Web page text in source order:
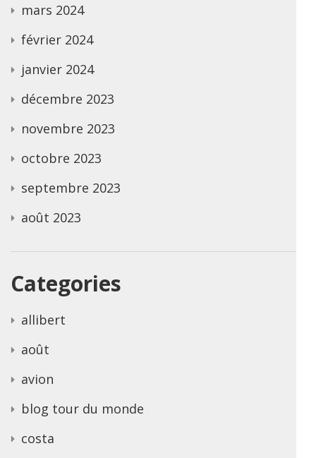
mars 2024
février 2024
janvier 2024
décembre 2023
novembre 2023
octobre 2023
septembre 2023
août 2023
Categories
allibert
août
avion
blog tour du monde
costa